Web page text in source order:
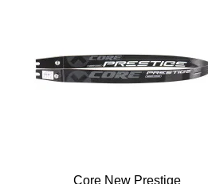
Core New Prestige